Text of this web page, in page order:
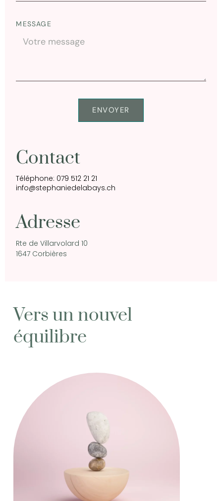
MESSAGE
ENVOYER
Contact
Téléphone: 079 512 21 21
info@stephaniedelabays.ch
Adresse
Rte de Villarvolard 10
1647 Corbières
Vers un nouvel
équilibre